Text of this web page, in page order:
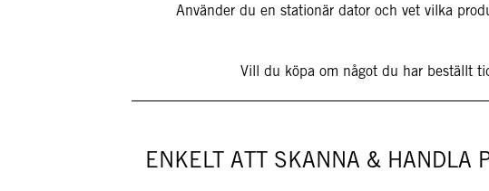
Använder du en stationär dator och vet vilka
Vill du köpa om något du har beställt
ENKELT ATT SKANNA & HANDLA